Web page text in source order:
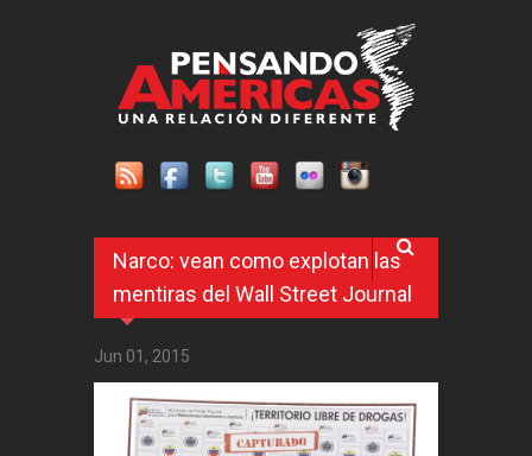
Narco: vean como explotan las
mentiras del Wall Street Journal
Jun 01, 2015